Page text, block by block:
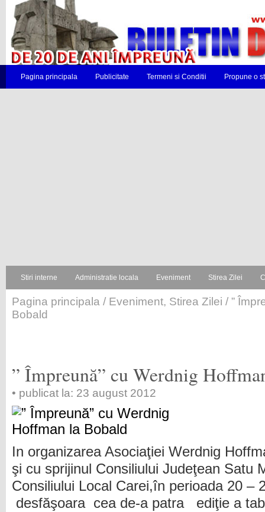
Pagina principala Publicitate Termeni si Conditii Propune o
Stiri interne Administratie locala Eveniment Stirea Zilei
Pagina principala / Eveniment, Stirea Zilei / ”
Bobald
” Împreună” cu Werdnig
• publicat la: 23 august 2012
In organizarea Asociaţiei Werdnig
şi cu sprijinul Consiliului Judeţean Satu
Consiliului Local Carei,în perioada 20 –
desfăşoara cea de-a patra ediţie a